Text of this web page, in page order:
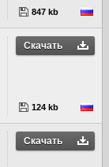
847 kb
Скачать
124 kb
Скачать